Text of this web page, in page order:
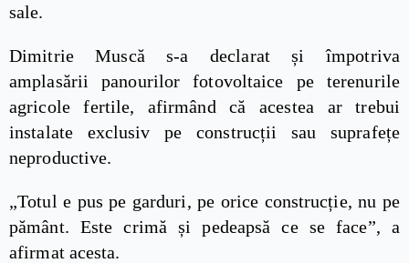
sale.
Dimitrie Muscă s-a declarat și împotriva
amplasării panourilor fotovoltaice pe terenurile
agricole fertile, afirmând că acestea ar trebui
instalate exclusiv pe construcții sau suprafețe
neproductive.
„Totul e pus pe garduri, pe orice construcție, nu pe
pământ. Este crimă și pedeapsă ce se face”, a
afirmat acesta.